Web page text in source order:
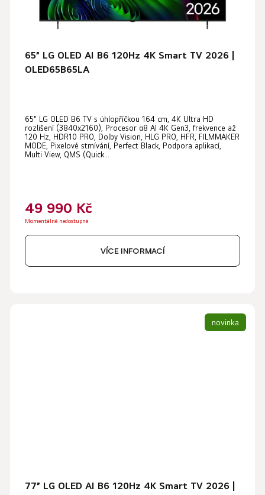
65” LG OLED AI B6 120Hz 4K Smart TV 2026 |
OLED65B65LA
65" LG OLED B6 TV s úhlopříčkou 164 cm, 4K Ultra HD
rozlišení (3840x2160), Procesor α8 AI 4K Gen3, frekvence až
120 Hz, HDR10 PRO, Dolby Vision, HLG PRO, HFR, FILMMAKER
MODE, Pixelové stmívání, Perfect Black, Podpora aplikací,
Multi View, QMS (Quick...
49 990 Kč
Momentálně nedostupné
VÍCE INFORMACÍ
novinka
77” LG OLED AI B6 120Hz 4K Smart TV 2026 |